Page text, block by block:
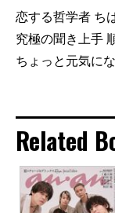
恋する哲学者 ち
究極の聞き上手
ちょっと元気に
Related